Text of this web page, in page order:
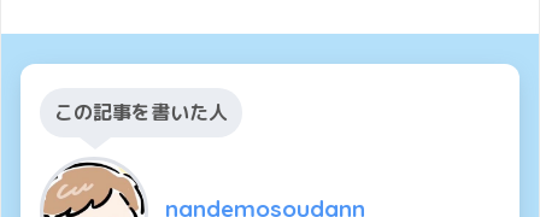
この記事を書いた人
nandemosoudann